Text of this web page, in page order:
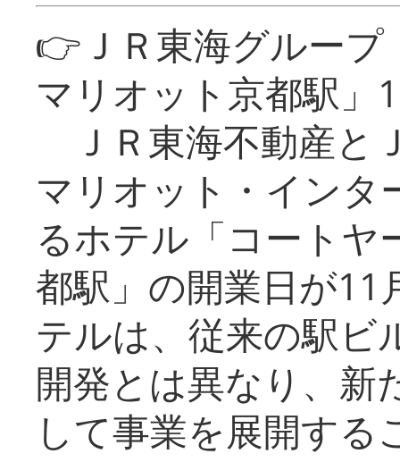
👉ＪＲ東海グルー
マリオット京都駅」
ＪＲ東海不動産と
マリオット・インタ
るホテル「コートヤ
都駅」の開業日が11
テルは、従来の駅ビ
開発とは異なり、新
して事業を展開する